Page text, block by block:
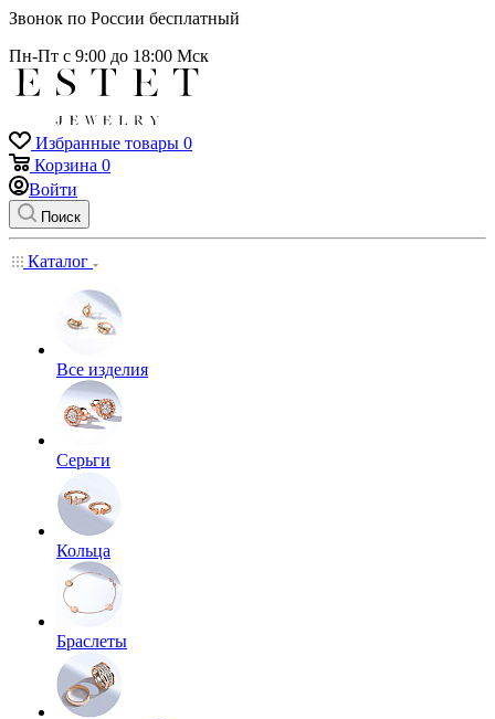
Звонок по России бесплатный
Пн-Пт с 9:00 до 18:00 Мск
Избранные товары 0
Корзина 0
Войти
Поиск
Каталог
Все изделия
Серьги
Кольца
Браслеты